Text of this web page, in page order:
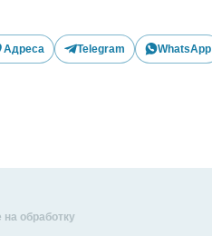
Адреса Telegram WhatsApp
обработку